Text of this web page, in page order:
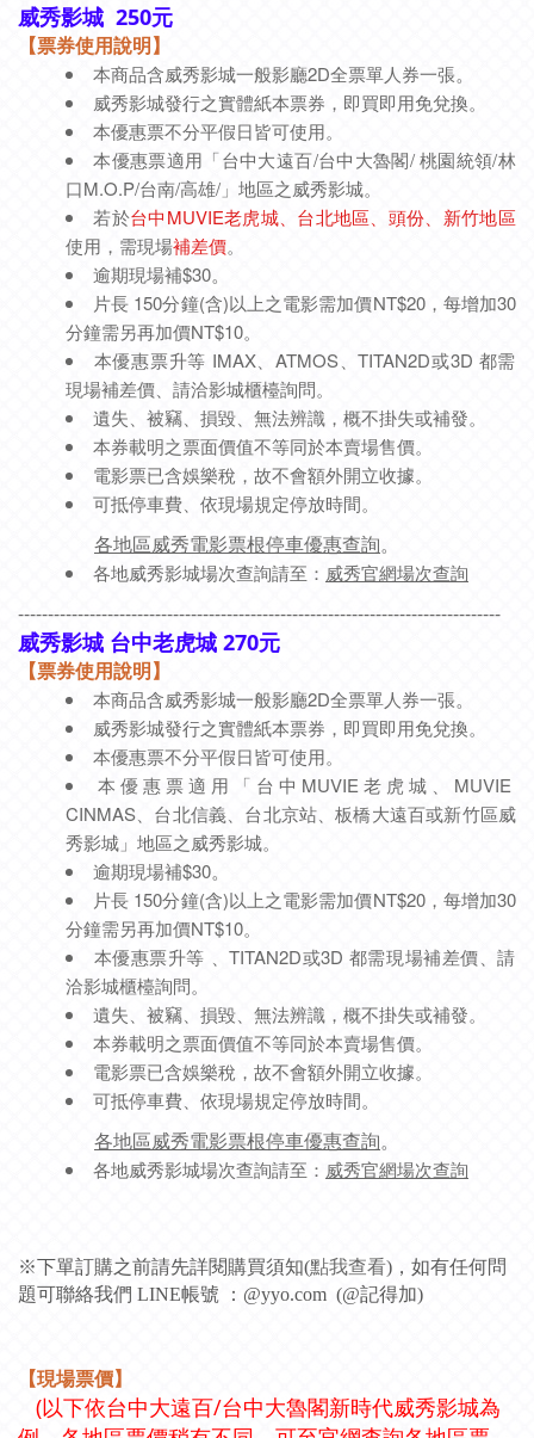
威秀影城 250元
【票券使用說明】
本商品含威秀影城一般影廳2D全票單人券一張。
威秀影城發行之實體紙本票券，即買即用免兌換。
本優惠票不分平假日皆可使用。
本優惠票適用「台中大遠百/台中大魯閣/ 桃園統領/林
口M.O.P/台南/高雄/」地區之威秀影城。
若於台中MUVIE老虎城、台北地區、頭份、新竹地區
使用，需現場補差價。
逾期現場補$30。
片長 150分鐘(含)以上之電影需加價NT$20，每增加30
分鐘需另再加價NT$10。
本優惠票升等 IMAX、ATMOS、TITAN2D或3D 都需
現場補差價、請洽影城櫃檯詢問。
遺失、被竊、損毀、無法辨識，概不掛失或補發。
本券載明之票面價值不等同於本賣場售價。
電影票已含娛樂稅，故不會額外開立收據。
可抵停車費、依現場規定停放時間。
各地區威秀電影票根停車優惠查詢。
各地威秀影城場次查詢請至： 威秀官網場次查詢
---------------------------------------------------------------------------------
威秀影城 台中老虎城 270元
【票券使用說明】
本商品含威秀影城一般影廳2D全票單人券一張。
威秀影城發行之實體紙本票券，即買即用免兌換。
本優惠票不分平假日皆可使用。
本優惠票適用「台中MUVIE老虎城、MUVIE
CINMAS、台北信義、台北京站、板橋大遠百或新竹區威
秀影城」地區之威秀影城。
逾期現場補$30。
片長 150分鐘(含)以上之電影需加價NT$20，每增加30
分鐘需另再加價NT$10。
本優惠票升等 、TITAN2D或3D 都需現場補差價、請
洽影城櫃檯詢問。
遺失、被竊、損毀、無法辨識，概不掛失或補發。
本券載明之票面價值不等同於本賣場售價。
電影票已含娛樂稅，故不會額外開立收據。
可抵停車費、依現場規定停放時間。
各地區威秀電影票根停車優惠查詢。
各地威秀影城場次查詢請至： 威秀官網場次查詢
※下單訂購之前請先詳閱購買須知(點我查看)，如有任何問
題可聯絡我們 LINE帳號 ：@yyo.com (@記得加)
【現場票價】
(以下依台中大遠百/台中大魯閣新時代威秀影城為